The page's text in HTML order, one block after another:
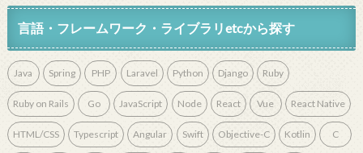
言語・フレームワーク・ライブラリetcから探す
Java Spring PHP Laravel Python Django Ruby
Ruby on Rails Go JavaScript Node React Vue React Native
HTML/CSS Typescript Angular Swift Objective-C Kotlin C